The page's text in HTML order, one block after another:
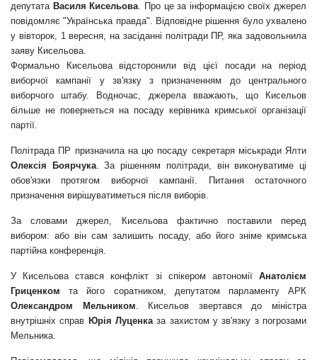
депутата Василя Кисельова. Про це за інформацією своїх джерел
повідомляє"Українська правда". Відповідне рішення було ухвалено
у вівторок, 1 вересня, на засіданні політради ПР, яка задовольнила
заяву Кисельова.
Формально Кисельова відсторонили від цієї посади на період
виборчої кампанії у зв'язку з призначенням до центрального
виборчого штабу. Водночас, джерела вважають, що Кисельов
більше не повернеться на посаду керівника кримської організації
партії.
Політрада ПР призначила на цю посаду секретаря міськради Ялти
Олексія Боярчука. За рішенням політради, він виконуватиме ці
обов'язки протягом виборчої кампанії. Питання остаточного
призначення вирішуватиметься після виборів.
За словами джерел, Кисельова фактично поставили перед
вибором: або він сам залишить посаду, або його зніме кримська
партійна конференція.
У Кисельова стався конфлікт зі спікером автономії Анатолієм
Гриценком та його соратником, депутатом парламенту АРК
Олександром Мельником. Кисельов звертався до міністра
внутрішніх справ Юрія Луценказа захистом у зв'язку з погрозами
Мельника.